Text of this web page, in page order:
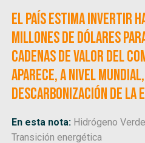
El país estima invertir
millones de dólares
cadenas de valor del
aparece, a nivel
descarbonización de la
En esta nota: Hidrógeno
Transición energética